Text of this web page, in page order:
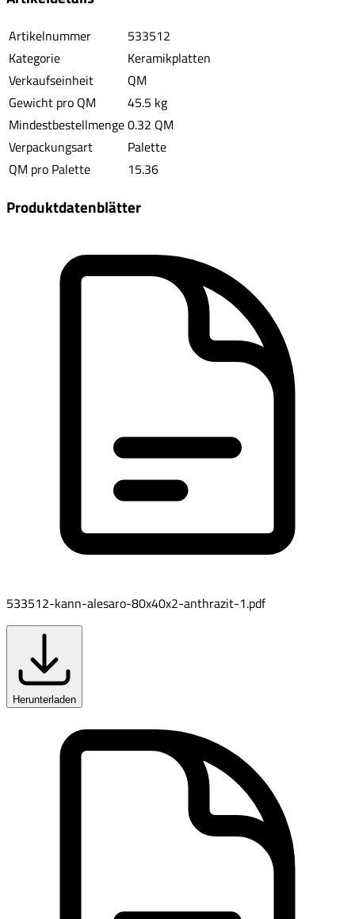
Artikelnummer
533512
Kategorie
Keramikplatten
Verkaufseinheit
QM
Gewicht pro QM
45.5 kg
Mindestbestellmenge0.32 QM
Verpackungsart
Palette
QM pro Palette
15.36
Produktdatenblätter
533512-kann-alesaro-80x40x2-anthrazit-1.pdf
Herunterladen